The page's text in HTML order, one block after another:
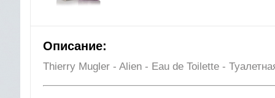
Описание:
Thierry Mugler - Alien - Eau de Toilette -